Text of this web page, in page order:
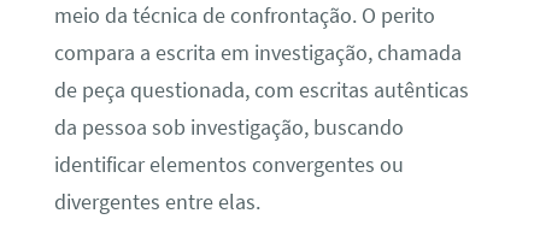
meio da técnica de confrontação. O perito
compara a escrita em investigação, chamada
de peça questionada, com escritas autênticas
da pessoa sob investigação, buscando
identificar elementos convergentes ou
divergentes entre elas.